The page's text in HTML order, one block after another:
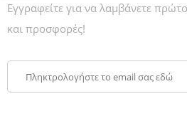
Εγγραφείτε για να λαμβάνετε
και προσφορές!